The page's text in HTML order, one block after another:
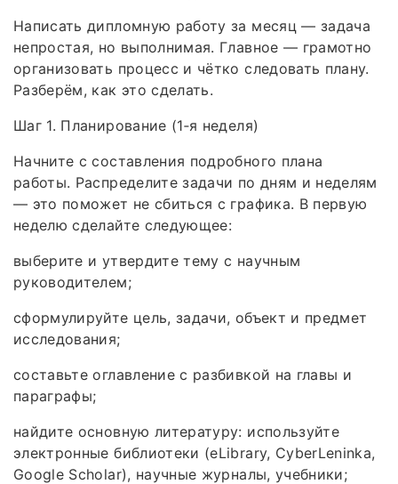
Написать дипломную работу за месяц — задача
непростая, но выполнимая. Главное — грамотно
организовать процесс и чётко следовать плану.
Разберём, как это сделать.
Шаг 1. Планирование (1‑я неделя)
Начните с составления подробного плана
работы. Распределите задачи по дням и неделям
— это поможет не сбиться с графика. В первую
неделю сделайте следующее:
выберите и утвердите тему с научным
руководителем;
сформулируйте цель, задачи, объект и предмет
исследования;
составьте оглавление с разбивкой на главы и
параграфы;
найдите основную литературу: используйте
электронные библиотеки (eLibrary, CyberLeninka,
Google Scholar), научные журналы, учебники;